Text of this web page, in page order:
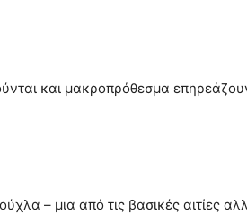
και μακροπρόθεσμα
– μια από τις βασικές αιτίες